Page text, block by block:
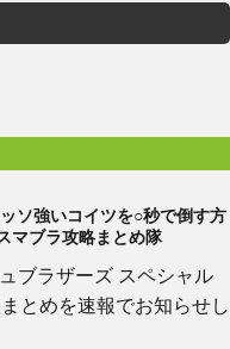
ソ強いコイツを○秒で倒す方
マブラ攻略まとめ隊
ブラザーズ スペシャル
とめを速報でお知らせし